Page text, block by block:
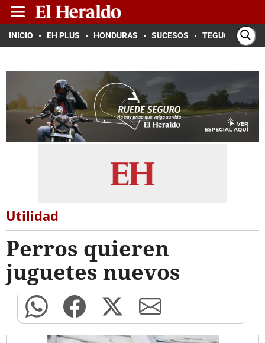
INICIO EH PLUS HONDURAS SUCESOS TEGUCIGALPA
Utilidad
Perros quieren
juguetes nuevos